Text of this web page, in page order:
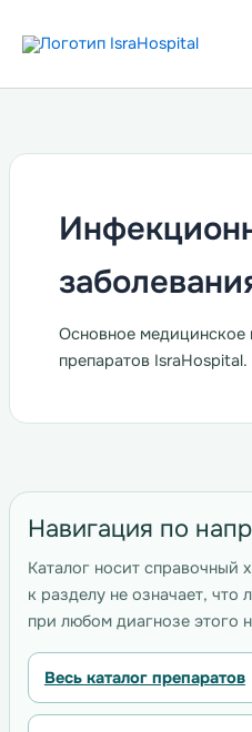
Основное медицинское
препаратов IsraHospital.
Навигация по
Каталог носит справочный
к разделу не означает, что
при любом диагнозе этого
Весь каталог препаратов